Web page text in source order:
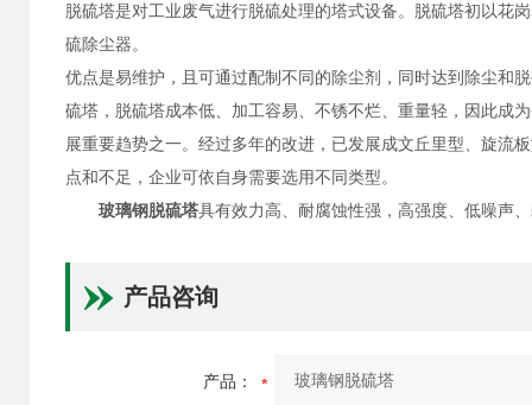
脱硫塔是对工业废气进行脱硫处理的塔式设备。脱硫塔初以花
硫除尘器。
优点是易维护，且可通过配制不同的除尘剂，同时达到除尘和
硫塔，脱硫塔成本低、加工容易、不锈不烂、重量轻，因此成
展重要趋势之一。经过多年的改进，已发展成文丘里型、旋流
点和不足，企业可依自身需要选用不同类型。
玻璃钢脱硫塔具有效力高、耐腐蚀性强，高强度、低噪声
产品咨询
产品：